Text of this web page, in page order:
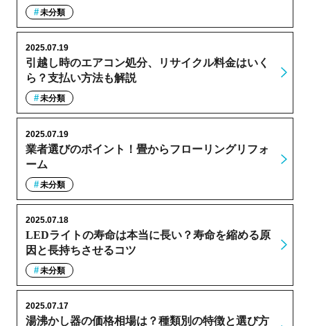
未分類
引越し時のエアコン処分、リサイクル料金はいく
ら？支払い方法も解説
2025.07.19
未分類
業者選びのポイント！畳からフローリングリフォ
ーム
2025.07.19
未分類
LEDライトの寿命は本当に長い？寿命を縮める原
因と長持ちさせるコツ
2025.07.18
未分類
湯沸かし器の価格相場は？種類別の特徴と選び方
2025.07.17